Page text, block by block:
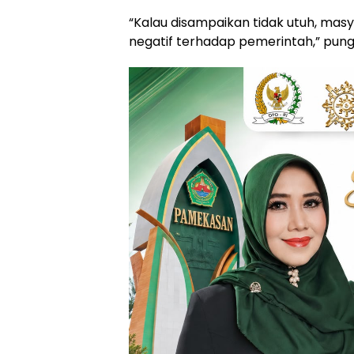
“Kalau disampaikan tidak utuh,
negatif terhadap pemerintah,”